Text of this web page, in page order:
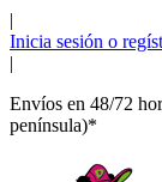
|
Inicia sesión o
|
Envíos en 48/72
península)*